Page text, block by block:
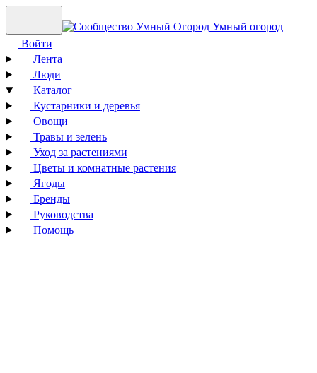
Умный огород
Войти
Лента
Люди
Каталог
Кустарники и деревья
Овощи
Травы и зелень
Уход за растениями
Цветы и комнатные растения
Ягоды
Бренды
Руководства
Помощь